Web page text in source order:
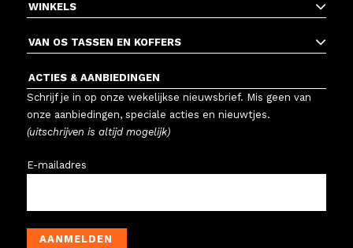
WINKELS
VAN OS TASSEN EN KOFFERS
ACTIES & AANBIEDINGEN
Schrijf je in op onze wekelijkse nieuwsbrief. Mis geen van
onze aanbiedingen, speciale acties en nieuwtjes.
(uitschrijven is altijd mogelijk)
E-mailadres
AANMELDEN